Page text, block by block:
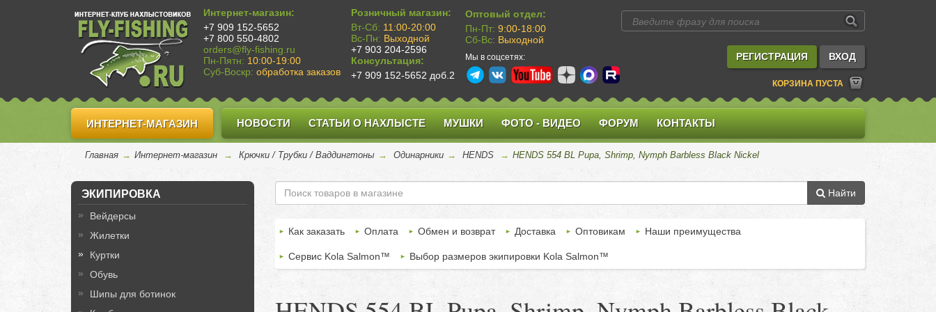
Интернет-магазин:
+7 909 152-5652
+7 800 550-4802
orders@fly-fishing.ru
Пн-Пятн: 10:00-19:00
Суб-Воскр: обработка заказов
Розничный магазин:
Вт-Сб: 11:00-20:00
Вс-Пн: Выходной
+7 903 204-2596
Консультация:
+7 909 152-5652 доб.2
Оптовый отдел:
Пн-Пт: 9:00-18:00
Сб-Вс: Выходной
Мы в соцсетях: РЕГИСТРАЦИЯ ВХОД
КОРЗИНА ПУСТА
ИНТЕРНЕТ-МАГАЗИН НОВОСТИ СТАТЬИ О НАХЛЫСТЕ МУШКИ ФОТО - ВИДЕО ФОРУМ КОНТАКТЫ
Главная → Интернет-магазин → Крючки / Трубки / Ваддингтоны → Одинарники → HENDS → HENDS 554 BL Pupa, Shrimp, Nymph Barbless Black Nickel
ЭКИПИРОВКА
Вейдерсы
Жилетки
Куртки
Обувь
Шипы для ботинок
Найти
Как заказать Оплата Обмен и возврат Доставка Оптовикам Наши преимущества
Сервис Kola Salmon™ Выбор размеров экипировки Kola Salmon™